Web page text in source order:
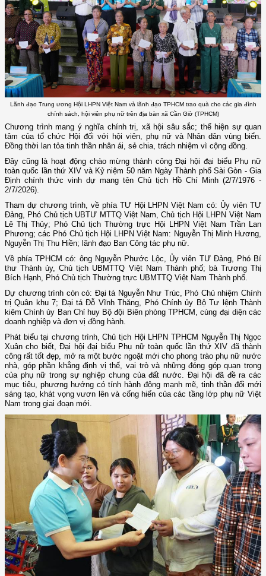
Lãnh đạo Trung ương Hội LHPN Việt Nam và lãnh đạo TPHCM trao quà cho các gia đình
chính sách, hội viên phụ nữ trên địa bàn xã Cần Giờ (TPHCM)
Chương trình mang ý nghĩa chính trị, xã hội sâu sắc; thể hiện sự quan
tâm của tổ chức Hội đối với hội viên, phụ nữ và Nhân dân vùng biển.
Đồng thời lan tỏa tinh thần nhân ái, sẻ chia, trách nhiệm vì cộng đồng.
Đây cũng là hoạt động chào mừng thành công Đại hội đại biểu Phụ nữ
toàn quốc lần thứ XIV và Kỷ niệm 50 năm Ngày Thành phố Sài Gòn - Gia
Định chính thức vinh dự mang tên Chủ tịch Hồ Chí Minh (2/7/1976 -
2/7/2026).
Tham dự chương trình, về phía TƯ Hội LHPN Việt Nam có: Ủy viên TƯ
Đảng, Phó Chủ tịch UBTƯ MTTQ Việt Nam, Chủ tịch Hội LHPN Việt Nam
Lê Thị Thủy; Phó Chủ tịch Thường trực Hội LHPN Việt Nam Trần Lan
Phương; các Phó Chủ tịch Hội LHPN Việt Nam: Nguyễn Thị Minh Hương,
Nguyễn Thị Thu Hiền; lãnh đạo Ban Công tác phụ nữ.
Về phía TPHCM có: ông Nguyễn Phước Lộc, Ủy viên TƯ Đảng, Phó Bí
thư Thành ủy, Chủ tịch UBMTTQ Việt Nam Thành phố; bà Trương Thị
Bích Hạnh, Phó Chủ tịch Thường trực UBMTTQ Việt Nam Thành phố.
Dự chương trình còn có: Đại tá Nguyễn Như Trúc, Phó Chủ nhiệm Chính
trị Quân khu 7; Đại tá Đỗ Vĩnh Thăng, Phó Chính ủy Bộ Tư lệnh Thành
kiêm Chính ủy Ban Chỉ huy Bộ đội Biên phòng TPHCM, cùng đại diện các
doanh nghiệp và đơn vị đồng hành.
Phát biểu tại chương trình, Chủ tịch Hội LHPN TPHCM Nguyễn Thị Ngọc
Xuân cho biết, Đại hội đại biểu Phụ nữ toàn quốc lần thứ XIV đã thành
công rất tốt đẹp, mở ra một bước ngoặt mới cho phong trào phụ nữ nước
nhà, góp phần khẳng định vị thế, vai trò và những đóng góp quan trọng
của phụ nữ trong sự nghiệp chung của đất nước. Đại hội đã đề ra các
mục tiêu, phương hướng có tính hành động mạnh mẽ, tinh thần đổi mới
sáng tạo, khát vọng vươn lên và cống hiến của các tầng lớp phụ nữ Việt
Nam trong giai đoạn mới.